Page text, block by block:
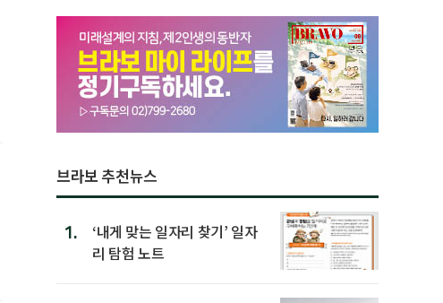
브라보 추천뉴스
1.
‘내게 맞는 일자리 찾기’ 일자
리 탐험 노트